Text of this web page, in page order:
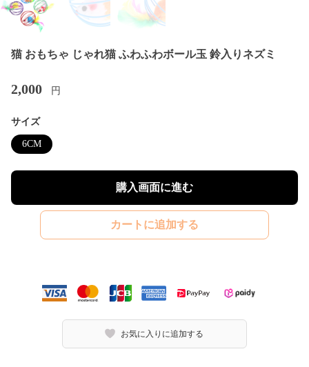
猫 おもちゃ じゃれ猫 ふわふわボール玉 鈴入りネズミ
2,000 円
サイズ
6CM
購入画面に進む
カートに追加する
お気に入りに追加する